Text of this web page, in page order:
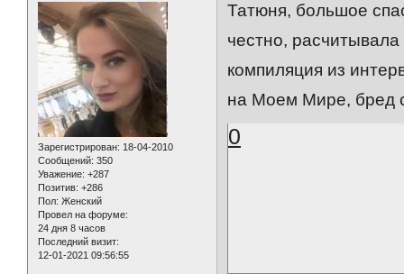
Зарегистрирован: 18-04-2010
Сообщений: 350
Уважение: +287
Позитив: +286
Пол: Женский
Провел на форуме:
24 дня 8 часов
Последний визит:
12-01-2021 09:56:55
Татюня, большое
честно,
компиляция из
на Моем Мире, бред
0